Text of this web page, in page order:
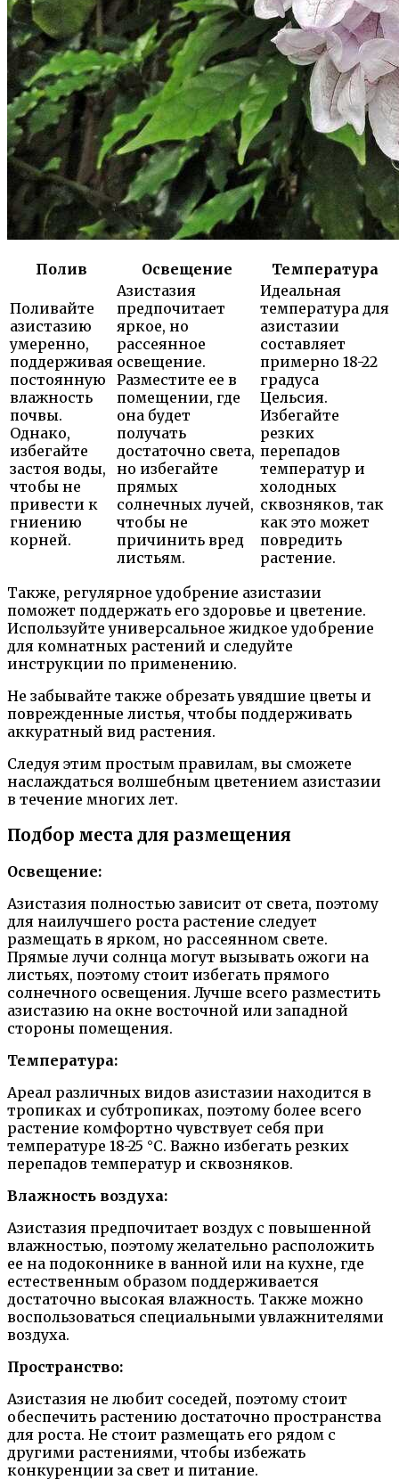
Полив Освещение Температура
Поливайте
азистазию
умеренно,
поддерживая
постоянную
влажность
почвы.
Однако,
избегайте
застоя воды,
чтобы не
привести к
гниению
корней.
Азистазия
предпочитает
яркое, но
рассеянное
освещение.
Разместите ее в
помещении, где
она будет
получать
достаточно света,
но избегайте
прямых
солнечных лучей,
чтобы не
причинить вред
листьям.
Идеальная
температура для
азистазии
составляет
примерно 18-22
градуса
Цельсия.
Избегайте
резких
перепадов
температур и
холодных
сквозняков, так
как это может
повредить
растение.
Также, регулярное удобрение азистазии
поможет поддержать его здоровье и цветение.
Используйте универсальное жидкое удобрение
для комнатных растений и следуйте
инструкции по применению.
Не забывайте также обрезать увядшие цветы и
поврежденные листья, чтобы поддерживать
аккуратный вид растения.
Следуя этим простым правилам, вы сможете
наслаждаться волшебным цветением азистазии
в течение многих лет.
Подбор места для размещения
Освещение:
Азистазия полностью зависит от света, поэтому
для наилучшего роста растение следует
размещать в ярком, но рассеянном свете.
Прямые лучи солнца могут вызывать ожоги на
листьях, поэтому стоит избегать прямого
солнечного освещения. Лучше всего разместить
азистазию на окне восточной или западной
стороны помещения.
Температура:
Ареал различных видов азистазии находится в
тропиках и субтропиках, поэтому более всего
растение комфортно чувствует себя при
температуре 18-25 °C. Важно избегать резких
перепадов температур и сквозняков.
Влажность воздуха:
Азистазия предпочитает воздух с повышенной
влажностью, поэтому желательно расположить
ее на подоконнике в ванной или на кухне, где
естественным образом поддерживается
достаточно высокая влажность. Также можно
воспользоваться специальными увлажнителями
воздуха.
Пространство:
Азистазия не любит соседей, поэтому стоит
обеспечить растению достаточно пространства
для роста. Не стоит размещать его рядом с
другими растениями, чтобы избежать
конкуренции за свет и питание.